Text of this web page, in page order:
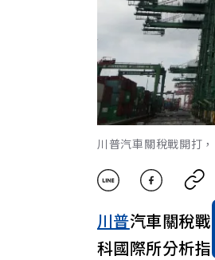
川普汽車關稅戰開打
川普汽車關稅
科國際所分析